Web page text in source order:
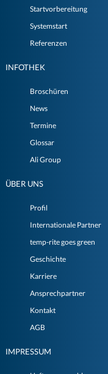
Startvorbereitung
Systemstart
Referenzen
INFOTHEK
Broschüren
News
Termine
Glossar
Ali Group
ÜBER UNS
Profil
Internationale Partner
temp-rite goes green
Geschichte
Karriere
Ansprechpartner
Kontakt
AGB
IMPRESSUM